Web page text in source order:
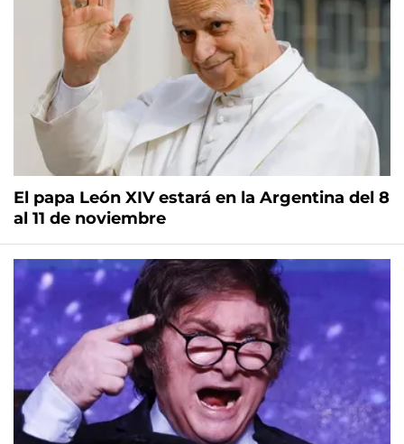
El papa León XIV estará en la Argentina del 8
al 11 de noviembre